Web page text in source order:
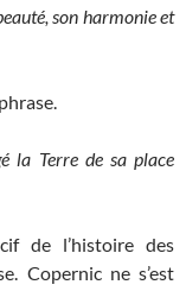
son harmonie et
la Terre de sa place
de l’histoire des
Copernic ne s’est